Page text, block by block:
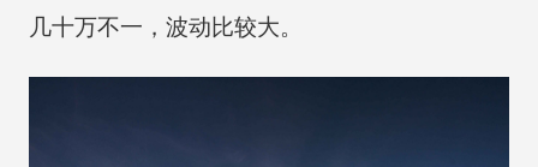
几十万不一，波动比较大。